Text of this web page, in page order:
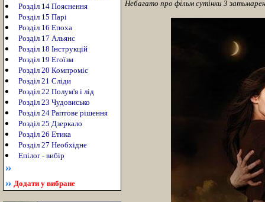
Розділ 14 Пояснення
Розділ 15 Парі
Розділ 16 Епоха
Розділ 17 Альянс
Розділ 18 Інструкцій
Розділ 19 Егоїзм
Розділ 20 Компроміс
Розділ 21 Сліди
Розділ 22 Полум'я і лід
Розділ 23 Чудовисько
Розділ 24 Раптове рішення
Розділ 25 Дзеркало
Розділ 26 Етика
Розділ 27 Необхідне
Епілог - вибір
Додати у вибране
Небагато про фільм сутінки 3